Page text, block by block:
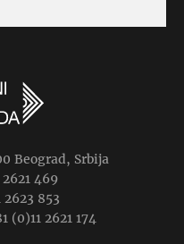
Beograd, Srbija
469
2623 853
(0)11 2621 174